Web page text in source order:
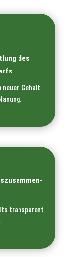
des
neuen Gehalt
transparent